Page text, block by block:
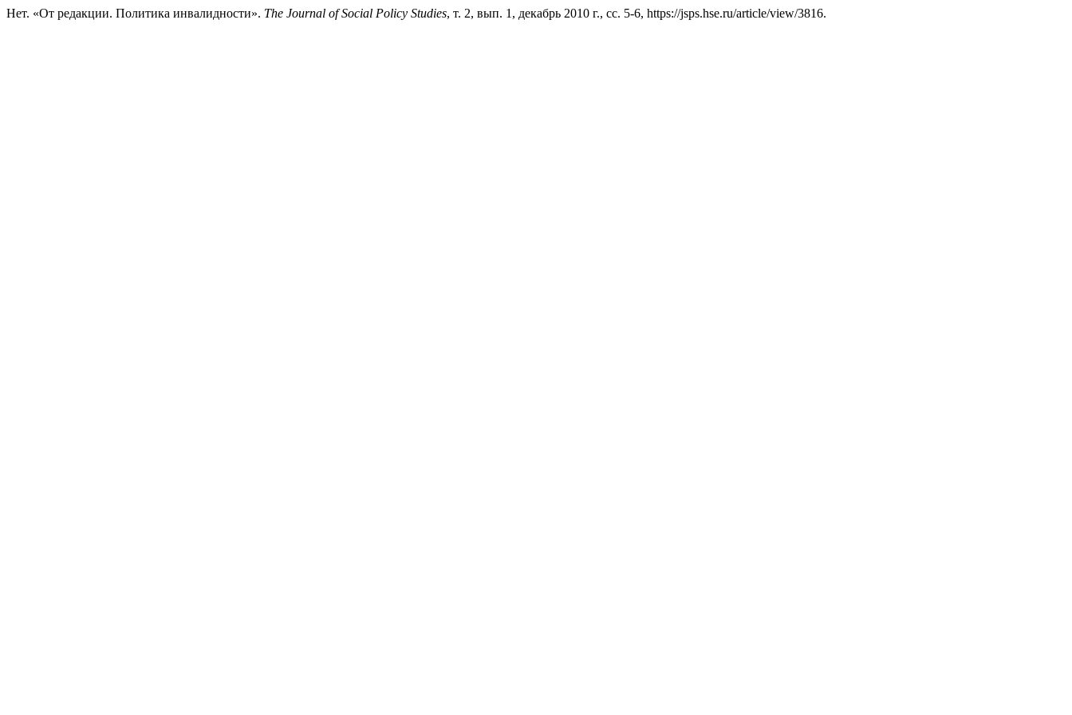
Нет. «От редакции. Политика инвалидности». The Journal of Social Policy Studies, т. 2, вып. 1, декабрь 2010 г., сс. 5-6, https://jsps.hse.ru/article/view/3816.